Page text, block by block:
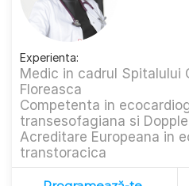
Experienta:
Medic in cadrul Spitalului
Floreasca
Competenta in
transesofagiana si
Acreditare Europeana in
transtoracica